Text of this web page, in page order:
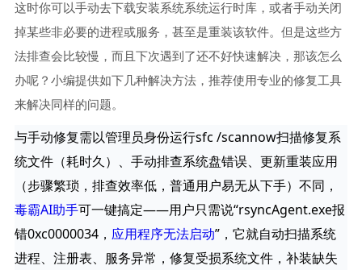
这时你可以手动去下载安装系统系统运行时库，或者手动关闭
掉某些非必要的进程或服务，甚至是重装该软件。但是这些方
法排查会比较慢，而且下次遇到了还不好快速解决，那该怎么
办呢？小编提供如下几种解决方法，推荐使用专业的修复工具
来解决同样的问题。
与手动修复需以管理员身份运行sfc /scannow扫描修复系
统文件（耗时久）、手动排查系统盘错误、更新重装应用
（步骤繁琐，排查效率低，普通用户易无从下手）不同，
毒霸AI助手可一键搞定——用户只需说“rsyncAgent.exe报
错0xc0000034， 应用程序无法启动”，它就自动扫描系统
进程、注册表、服务异常，修复受损系统文件，补装缺失